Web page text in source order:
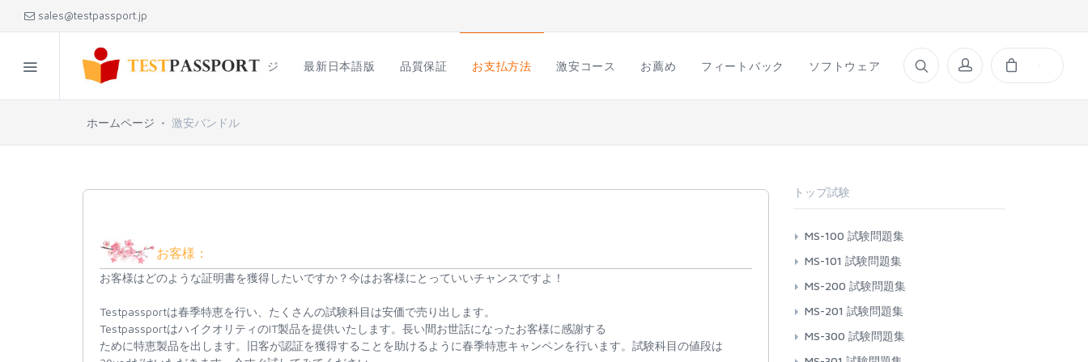
sales@testpassport.jp
ホームページ 最新日本語版 品質保証 お支払方法 激安コース お薦め フィートバック ソフトウェア
ホームページ 激安バンドル
お客様：
お客様はどのような証明書を獲得したいですか？今はお客様にとっていいチャンスですよ！
Testpassportは春季特恵を行い、たくさんの試験科目は安価で売り出します。
TestpassportはハイクオリティのIT製品を提供いたします。長い間お世話になったお客様に感謝する
ために特恵製品を出します。旧客が認証を獲得することを助けるように春季特恵キャンペンを行います。試験科目の値段は
トップ試験
MS-100 試験問題集
MS-101 試験問題集
MS-200 試験問題集
MS-201 試験問題集
MS-300 試験問題集